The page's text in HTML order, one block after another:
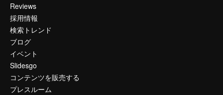
Reviews
採用情報
検索トレンド
ブログ
イベント
Slidesgo
コンテンツを販売する
プレスルーム